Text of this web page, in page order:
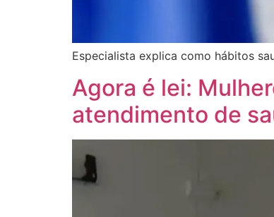
Especialista explica como hábitos
Agora é lei:
atendimento de